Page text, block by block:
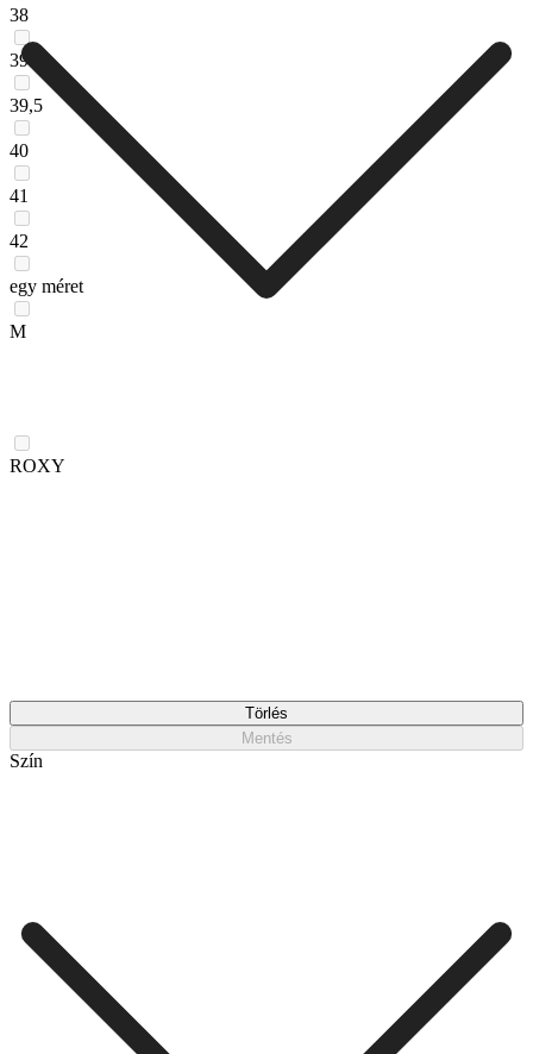
38
39
39,5
40
41
42
egy méret
M
ROXY
Törlés
Mentés
Szín